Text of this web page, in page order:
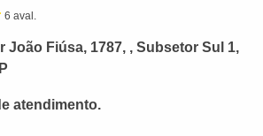
6 aval.
João Fiúsa, 1787, , Subsetor Sul 1,
atendimento.